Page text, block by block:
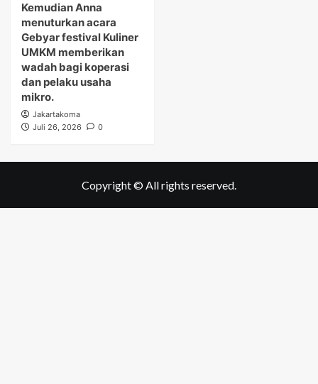
Kemudian Anna
menuturkan acara
Gebyar festival Kuliner
UMKM memberikan
wadah bagi koperasi
dan pelaku usaha
mikro.
Jakartakoma
Juli 26, 2026
0
Copyright © All rights reserved.